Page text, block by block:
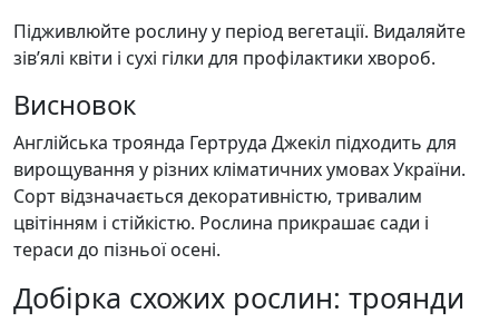
Підживлюйте рослину у період вегетації. Видаляйте
зів’ялі квіти і сухі гілки для профілактики хвороб.
Висновок
Англійська троянда Гертруда Джекіл підходить для
вирощування у різних кліматичних умовах України.
Сорт відзначається декоративністю, тривалим
цвітінням і стійкістю. Рослина прикрашає сади і
тераси до пізньої осені.
Добірка схожих рослин: троянди